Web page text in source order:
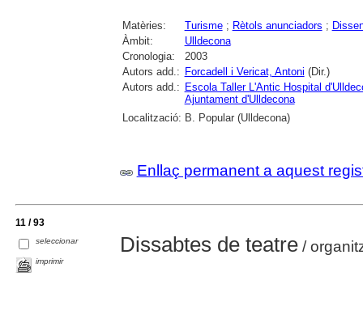
Matèries: Turisme; Rètols anunciadors ;
Àmbit:
Ulldecona
Cronologia:
2003
Autors add.: Forcadell i Vericat, Antoni (Dir.)
Autors add.: Escola Taller L'Antic Hospital
Ajuntament d'Ulldecona
Localització: B. Popular (Ulldecona)
Enllaç permanent a aquest
11 / 93
seleccionar
imprimir
Dissabtes de teatre/